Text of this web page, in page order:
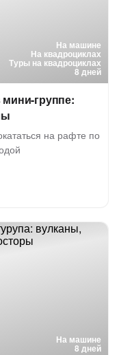
На машине
На квадроциклах
Туры на квадроциклах
8 дней
группе:
на рафте по
На машине
8 дней